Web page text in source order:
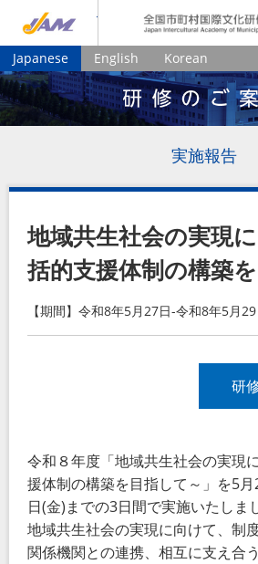
Japanese English Korean
実施報告
地域共生社会の実現
括的支援体制の構築
【期間】令和8年5月27日-令和8年5月29
研
令和８年度「地域共生社会の実現
援体制の構築を目指して～」を5月
日(金)までの3日間で実施いたしま
地域共生社会の実現に向けて、制
関係機関との連携、相互に支え合